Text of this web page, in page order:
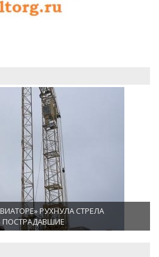
РУХНУЛА СТРЕЛА
ПОСТРАДАВШИЕ